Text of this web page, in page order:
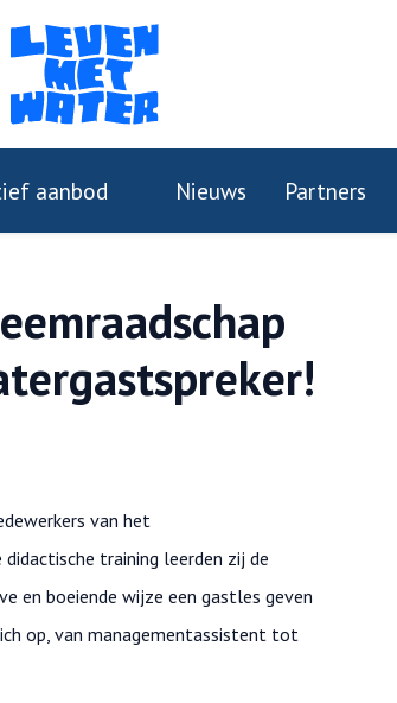
aanbod Nieuws Partners
van het
didactische training leerden zij de
en boeiende wijze een gastles geven
op, van managementassistent tot